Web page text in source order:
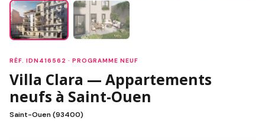
RÉF. IDN416562 · PROGRAMME NEUF
Villa Clara — Appartements
neufs à Saint-Ouen
Saint-Ouen (93400)